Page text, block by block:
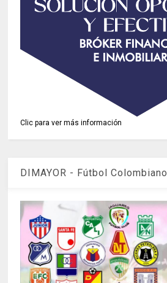
Clic para ver más información
DIMAYOR - Fútbol Colombiano